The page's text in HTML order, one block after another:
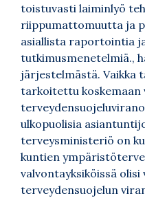
toistuvasti laiminlyö
riippumattomuutta ja
asiallista raportointia
tutkimusmenetelmiä.,
järjestelmästä. Vaikka
tarkoitettu koskemaan
ulkopuolisia
terveysministeriö on
kuntien
valvontayksiköissä olisi
terveydensuojelun